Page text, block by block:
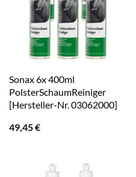
Sonax 6x 400ml
PolsterSchaumReiniger
[Hersteller-Nr. 03062000]
49,45€